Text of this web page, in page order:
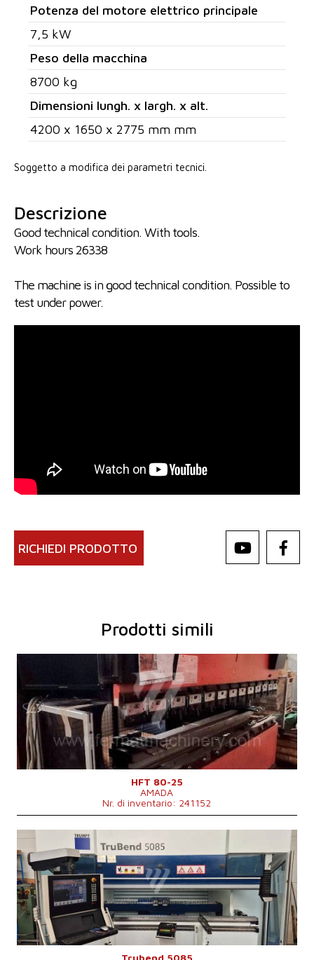
Potenza del motore elettrico principale
7,5 kW
Peso della macchina
8700 kg
Dimensioni lungh. x largh. x alt.
4200 x 1650 x 2775 mm mm
Soggetto a modifica dei parametri tecnici.
Descrizione
Good technical condition. With tools.
Work hours 26338
The machine is in good technical condition. Possible to
test under power.
RICHIEDI PRODOTTO
Prodotti simili
Anno di fabbricazione:
2001
Sistema di controllo
Sì
Forza di pressione
80 t
Lunghezza di frenata
2620 mm
Numero di supporti trasversali
Movimento di compensazione inferiore
Corsa del maglio
200 mm
Peso della macchina
5750 kg
HFT 80-25
AMADA
Nr. di inventario: 241152
Anno di fabbricazione:
Sistema di controllo
Sì
Forza di pressione
85 t
Lunghezza di frenata
2720 mm
Numero di supporti trasversali
6
Movimento di compensazione inferioreSì
Tipo di azionamento della pressa
Hydraulický
Peso della macchina
8200 kg
Dimensioni lungh. x largh. x alt.
3100 x 1740 x 2375 mm
600 mm
Trubend 5085